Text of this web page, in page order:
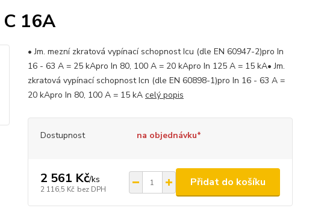
16A
• Jm. mezní zkratová vypínací schopnost Icu (dle EN 60947-2)pro In
16 - 63 A = 25 kApro In 80, 100 A = 20 kApro In 125 A = 15 kA• Jm.
zkratová vypínací schopnost Icn (dle EN 60898-1)pro In 16 - 63 A =
20 kApro In 80, 100 A = 15 kA celý popis
Dostupnost na objednávku*
2 561 Kč/ks
2 116,5 Kč bez DPH
Přidat do košíku